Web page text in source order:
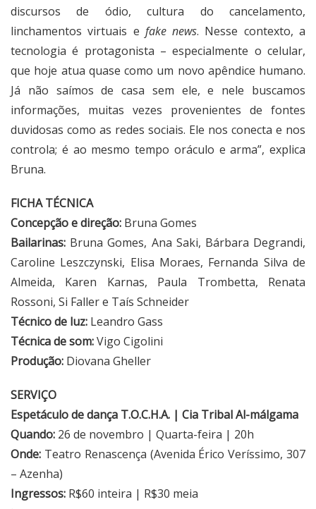
discursos de ódio, cultura do cancelamento,
linchamentos virtuais e fake news. Nesse contexto, a
tecnologia é protagonista – especialmente o celular,
que hoje atua quase como um novo apêndice humano.
Já não saímos de casa sem ele, e nele buscamos
informações, muitas vezes provenientes de fontes
duvidosas como as redes sociais. Ele nos conecta e nos
controla; é ao mesmo tempo oráculo e arma”, explica
Bruna.
FICHA TÉCNICA
Concepção e direção: Bruna Gomes
Bailarinas: Bruna Gomes, Ana Saki, Bárbara Degrandi,
Caroline Leszczynski, Elisa Moraes, Fernanda Silva de
Almeida, Karen Karnas, Paula Trombetta, Renata
Rossoni, Si Faller e Taís Schneider
Técnico de luz: Leandro Gass
Técnica de som:Vigo Cigolini
Produção: Diovana Gheller
SERVIÇO
Espetáculo de dança T.O.C.H.A. | Cia Tribal Al-málgama
Quando: 26 de novembro | Quarta-feira | 20h
Onde: Teatro Renascença (Avenida Érico Veríssimo, 307
– Azenha)
Ingressos: R$60 inteira | R$30 meia